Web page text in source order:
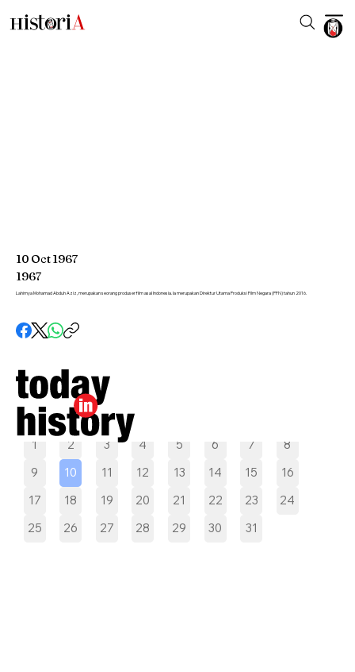
Pilih tanggal
1 2 3 4 5 6 7
8
9
10 11 12 13 14 15
16
17
18 19 20 21 22 23
24
25
26 27 28 29 30 31
10 Oct1967
1967
Lahirnya Mohamad Abduh Aziz, merupakan seorang produser film asal Indonesia. Ia merupakan Direktur Utama Produksi Film Negara (PFN) tahun 2016.